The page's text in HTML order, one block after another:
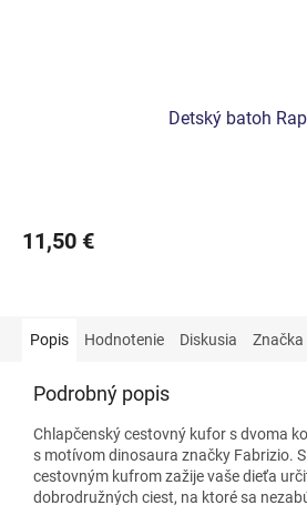
Detský batoh
11,50 €
Popis Hodnotenie Diskusia Značka
Podrobný popis
Chlapčenský cestovný kufor s dvoma
s motívom dinosaura značky Fabrizio.
cestovným kufrom zažije vaše dieťa
dobrodružných ciest, na ktoré sa